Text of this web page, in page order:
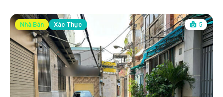
Nhà Bán Xác Thực 5